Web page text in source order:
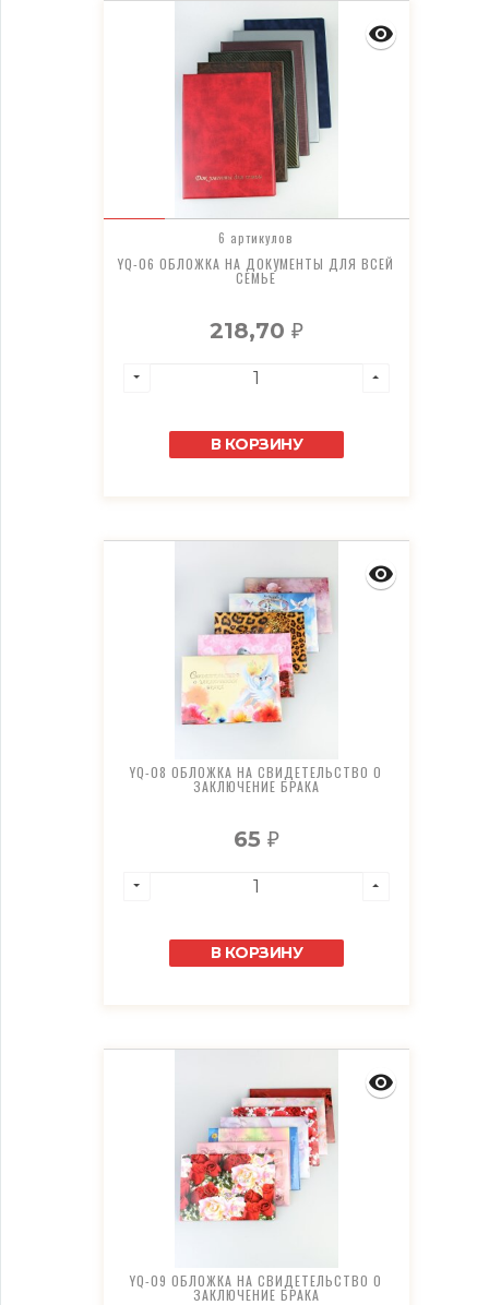
6 артикулов
YQ-06 ОБЛОЖКА НА ДОКУМЕНТЫ ДЛЯ ВСЕЙ
СЕМЬЕ
218,70 ₽
В КОРЗИНУ
YQ-08 ОБЛОЖКА НА СВИДЕТЕЛЬСТВО О
ЗАКЛЮЧЕНИЕ БРАКА
65 ₽
В КОРЗИНУ
YQ-09 ОБЛОЖКА НА СВИДЕТЕЛЬСТВО О
ЗАКЛЮЧЕНИЕ БРАКА